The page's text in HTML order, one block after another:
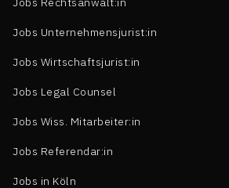
Jobs Unternehmensjurist:in
Jobs Wirtschaftsjurist:in
Jobs Legal Counsel
Jobs Wiss. Mitarbeiter:in
Jobs Referendar:in
Jobs in Köln